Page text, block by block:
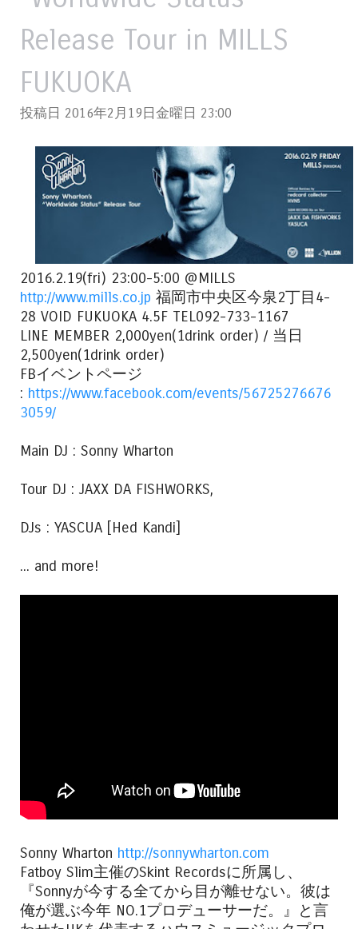
Release Tour in MILLS
FUKUOKA
投稿日 2016年2月19日金曜日 23:00
2016.2.19(fri) 23:00-5:00 @MILLS
http://www.mills.co.jp 福岡市中央区今泉2丁目4-
28 VOID FUKUOKA 4.5F TEL092-733-1167
LINE MEMBER 2,000yen(1drink order) / 当日
2,500yen(1drink order)
FBイベントページ
: https://www.facebook.com/events/56725276676
3059/
Main DJ : Sonny Wharton
Tour DJ : JAXX DA FISHWORKS,
DJs : YASCUA [Hed Kandi]
... and more!
Sonny Wharton http://sonnywharton.com
Fatboy Slim主催のSkint Recordsに所属し、
『Sonnyが今する全てから目が離せない。彼は
俺が選ぶ今年 NO.1プロデューサーだ。』と言